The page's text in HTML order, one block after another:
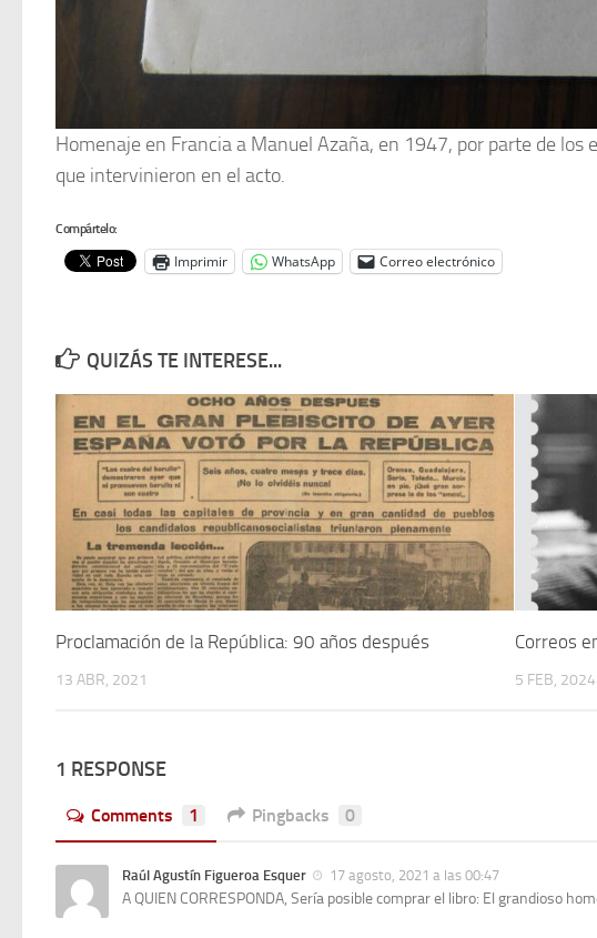
Homenaje en Francia a Manuel Azaña, en 1947, por parte de
que intervinieron en el acto.
Compártelo:
Imprimir WhatsApp Correo electrónico
QUIZÁS TE INTERESE...
Proclamación de la República: 90 años después
13 ABR, 2021
Correos
5 FEB, 2024
1 RESPONSE
Comments 1 Pingbacks 0
Raúl Agustín Figueroa Esquer 17 agosto, 2021 a las 00:47
A QUIEN CORRESPONDA, Sería posible comprar el libro: El grandioso